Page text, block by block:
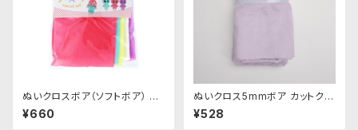
ぬいクロスボア（ソフトボア） ア
ソートセット（ビビッドカラー）｜
清原株式会社
¥660
ぬいクロス5mmボア カットクロ
ス（ペールラベンダー）｜清原株
式会社
¥528